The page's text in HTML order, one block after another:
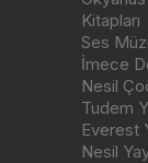
Kitapları
Ses
İmece
Nesil
Tudem
Everest
Nesil